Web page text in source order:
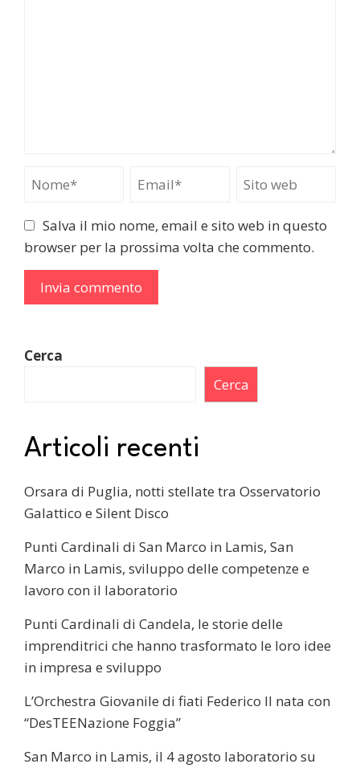
Salva il mio nome, email e sito web in questo
browser per la prossima volta che commento.
Cerca
Cerca
Articoli recenti
Orsara di Puglia, notti stellate tra Osservatorio
Galattico e Silent Disco
Punti Cardinali di San Marco in Lamis, San
Marco in Lamis, sviluppo delle competenze e
lavoro con il laboratorio
Punti Cardinali di Candela, le storie delle
imprenditrici che hanno trasformato le loro idee
in impresa e sviluppo
L’Orchestra Giovanile di fiati Federico II nata con
“DesTEENazione Foggia”
San Marco in Lamis, il 4 agosto laboratorio su